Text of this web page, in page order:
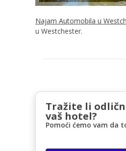
Najam Automobila u
u Westchester.
Tražite li
vaš hotel?
Pomoći ćemo vam da